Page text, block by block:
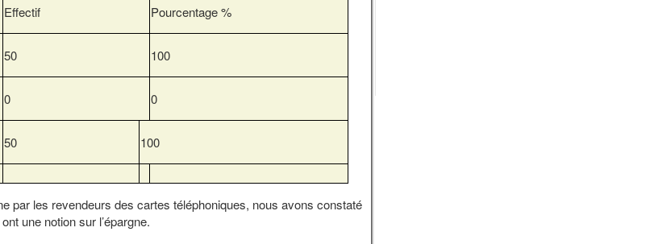
Effectif Pourcentage %
50 100
0 0
50 100
par les revendeurs des cartes téléphoniques, nous avons constaté
une notion sur l’épargne.